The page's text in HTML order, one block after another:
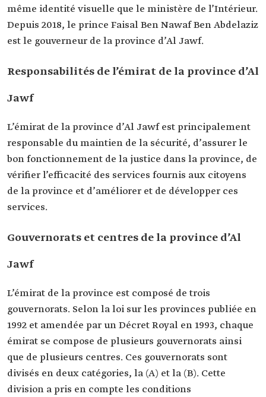
même identité visuelle que le ministère de l’Intérieur.
Depuis 2018, le prince Faisal Ben Nawaf Ben Abdelaziz
est le gouverneur de la province d’Al Jawf.
Responsabilités de l’émirat de la province d’Al
Jawf
L’émirat de la province d’Al Jawf est principalement
responsable du maintien de la sécurité, d’assurer le
bon fonctionnement de la justice dans la province, de
vérifier l’efficacité des services fournis aux citoyens
de la province et d’améliorer et de développer ces
services.
Gouvernorats et centres de la province d’Al
Jawf
L’émirat de la province est composé de trois
gouvernorats. Selon la loi sur les provinces publiée en
1992 et amendée par un Décret Royal en 1993, chaque
émirat se compose de plusieurs gouvernorats ainsi
que de plusieurs centres. Ces gouvernorats sont
divisés en deux catégories, la (A) et la (B). Cette
division a pris en compte les conditions